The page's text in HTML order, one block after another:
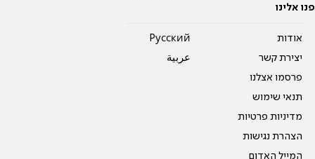
פנו אלינו
אודות
יצירת קשר
פרסמו אצלנו
תנאי שימוש
מדיניות פרטיות
הצהרת נגישות
המייל האדום
Pусский
عربية